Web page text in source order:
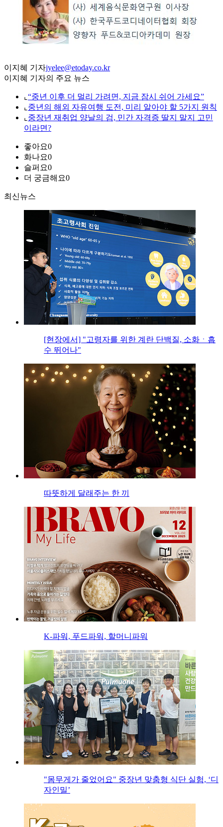
이지혜 기자jyelee@etoday.co.kr
이지혜 기자의 주요 뉴스
⌞ “중년 이후 더 멀리 가려면, 지금 잠시 쉬어 가세요”
⌞ 중년의 해외 자유여행 도전, 미리 알아야 할 5가지 원칙
⌞ 중장년 재취업 양날의 검, 민간 자격증 딸지 말지 고민
이라면?
좋아요0
화나요0
슬퍼요0
더 궁금해요0
최신뉴스
[현장에서] "고령자를 위한 계란 단백질, 소화ㆍ흡
수 뛰어나"
따뜻하게 달래주는 한 끼
K-파워, 푸드파워, 할머니파워
"몸무게가 줄었어요" 중장년 맞춤형 식단 실험, ‘디
자인밀’